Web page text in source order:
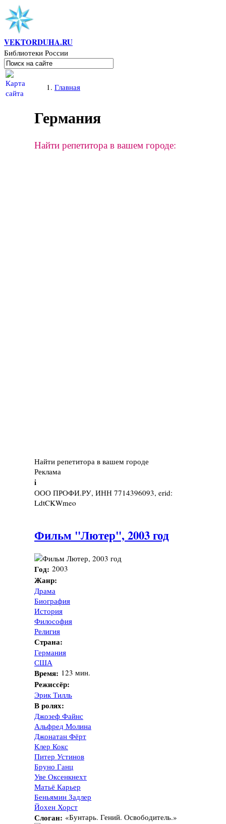
Перейти к основному содержанию
VEKTORDUHA.RU
Библиотеки России
Форма поиска
Поиск
Вы здесьГлавная
Германия
Найти репетитора в вашем городе:
Найти репетитора в вашем городе
Реклама
i
ООО ПРОФИ.РУ, ИНН 7714396093, erid:
LdtCKWmeo
Фильм "Лютер", 2003 год
Год: 2003
Жанр:
Драма
Биография
История
Философия
Религия
Страна:
Германия
США
Время: 123 мин.
Режиссёр:
Эрик Тилль
В ролях:
Джозеф Файнс
Альфред Молина
Джонатан Фёрт
Клер Кокс
Питер Устинов
Бруно Ганц
Уве Оксенкнехт
Матьё Карьер
Беньямин Задлер
Йохен Хорст
Слоган: «Бунтарь. Гений. Освободитель.»